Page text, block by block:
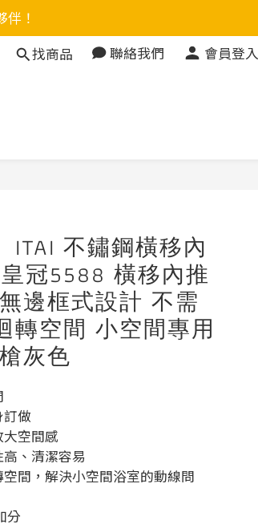
！
找商品
聯絡我們 會員登入
ITAI 不鏽鋼橫移內
冠5588 橫移內推
邊框式設計 不需
轉空間 小空間專用
灰色
做
空間感
、清潔容易
間，解決小空間浴室的動線問
分